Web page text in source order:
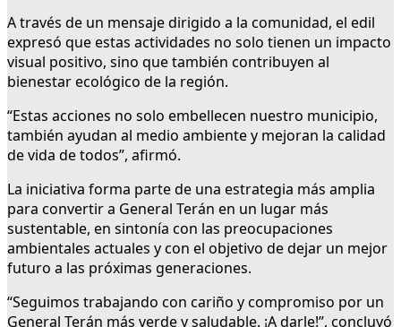
A través de un mensaje dirigido a la comunidad, el edil
expresó que estas actividades no solo tienen un impacto
visual positivo, sino que también contribuyen al
bienestar ecológico de la región.
“Estas acciones no solo embellecen nuestro municipio,
también ayudan al medio ambiente y mejoran la calidad
de vida de todos”, afirmó.
La iniciativa forma parte de una estrategia más amplia
para convertir a General Terán en un lugar más
sustentable, en sintonía con las preocupaciones
ambientales actuales y con el objetivo de dejar un mejor
futuro a las próximas generaciones.
“Seguimos trabajando con cariño y compromiso por un
General Terán más verde y saludable. ¡A darle!”, concluyó